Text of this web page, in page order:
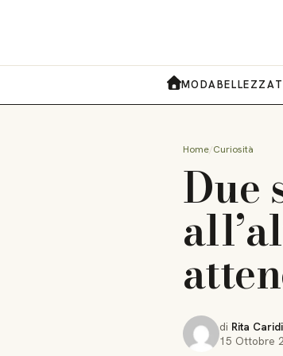
MODABELLEZZA
Home Curiosità
Due
di Rita Caridi
15 Ottobre